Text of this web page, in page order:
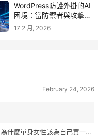
WordPress防護外掛的AI
困境：當防禦者與攻擊者
同時升級
17 2 月, 2026
February 24, 2026
為什麼單身女性該為自己買一間房？不只為了棲身，更是為人生買一份「選擇權」